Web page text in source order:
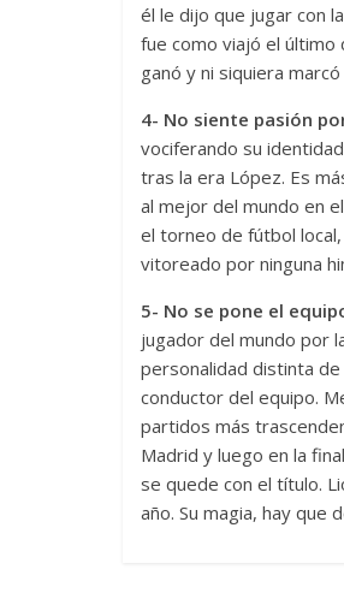
él le dijo que jugar con
fue como viajó el último
ganó y ni siquiera
4- No siente pasión
vociferando su
tras la era López. Es
al mejor del mundo en
el torneo de fútbol
vitoreado por ninguna
5- No se pone el
jugador del mundo por
personalidad distinta
conductor del equipo.
partidos más
Madrid y luego en la
se quede con el título.
año. Su magia, hay que